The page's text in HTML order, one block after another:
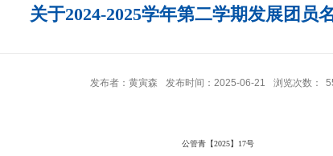
关于2024-2025学年第二学期发展团员
发布者：黄寅森 发布时间：2025-06-21 浏览次数：
公管青【2025】 17号